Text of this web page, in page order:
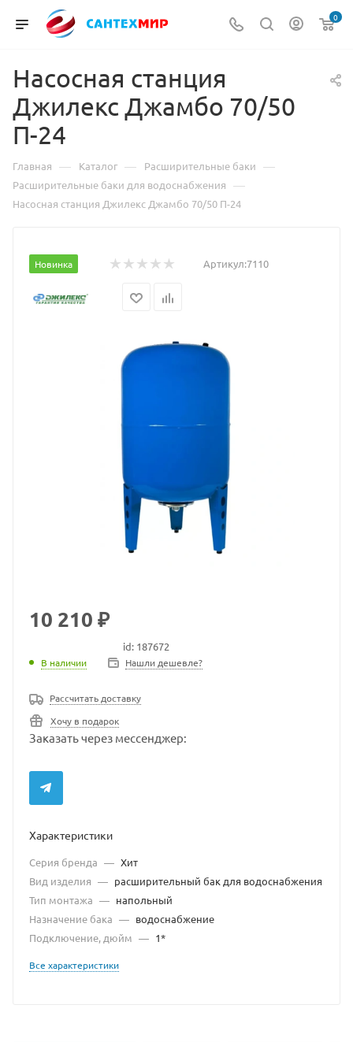
0
Насосная станция
Джилекс Джамбо 70/50
П-24
Главная — Каталог — Расширительные баки —
Расширительные баки для водоснабжения —
Насосная станция Джилекс Джамбо 70/50 П-24
Новинка Артикул:7110
10 210 ₽
id: 187672
В наличии Нашли дешевле?
Рассчитать доставку
Хочу в подарок
Заказать через мессенджер:
Характеристики
Серия бренда — Хит
Вид изделия — расширительный бак для водоснабжения
Тип монтажа — напольный
Назначение бака — водоснабжение
Подключение, дюйм — 1*
Все характеристики